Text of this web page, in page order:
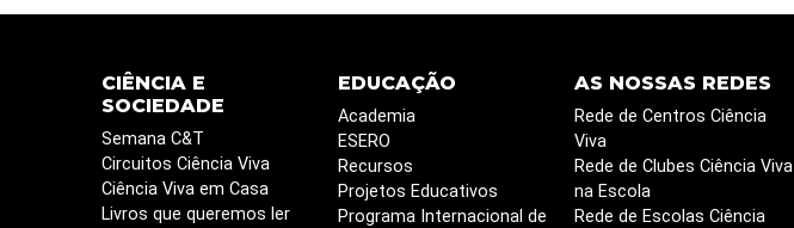
CIÊNCIA E
SOCIEDADE
Semana C&T
Circuitos Ciência Viva
Ciência Viva em Casa
Livros que queremos ler
EDUCAÇÃO
Academia
ESERO
Recursos
Projetos Educativos
Programa Internacional de
AS NOSSAS REDES
Rede de Centros Ciência
Viva
Rede de Clubes Ciência Viva
na Escola
Rede de Escolas Ciência